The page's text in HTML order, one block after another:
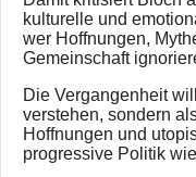
kulturelle und
wer Hoffnungen,
Gemeinschaft
Die Vergangenheit
verstehen, sondern
Hoffnungen und
progressive Politik